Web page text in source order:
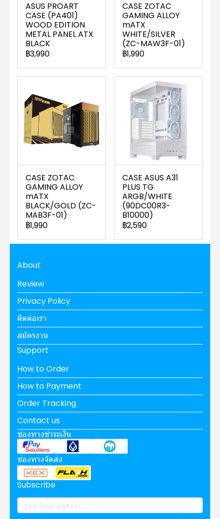
ASUS PROART
CASE (PA401)
WOOD EDITION
METAL PANEL ATX
BLACK
฿3,990
CASE ZOTAC
GAMING ALLOY
mATX
WHITE/SILVER
(ZC-MAW3F-01)
฿1,990
CASE ZOTAC
GAMING ALLOY
mATX
BLACK/GOLD (ZC-
MAB3F-01)
฿1,990
CASE ASUS A31
PLUS TG
ARGB/WHITE
(90DC00R3-
B10000)
฿2,590
About
Review
Privacy Policy
ติดต่อเรา
สมัครงาน
Support
How to Order
How to Payment
Order Tracking
Contact us
ช่องทางชำระเงิน
ช่องทางจัดส่ง
Subscribe